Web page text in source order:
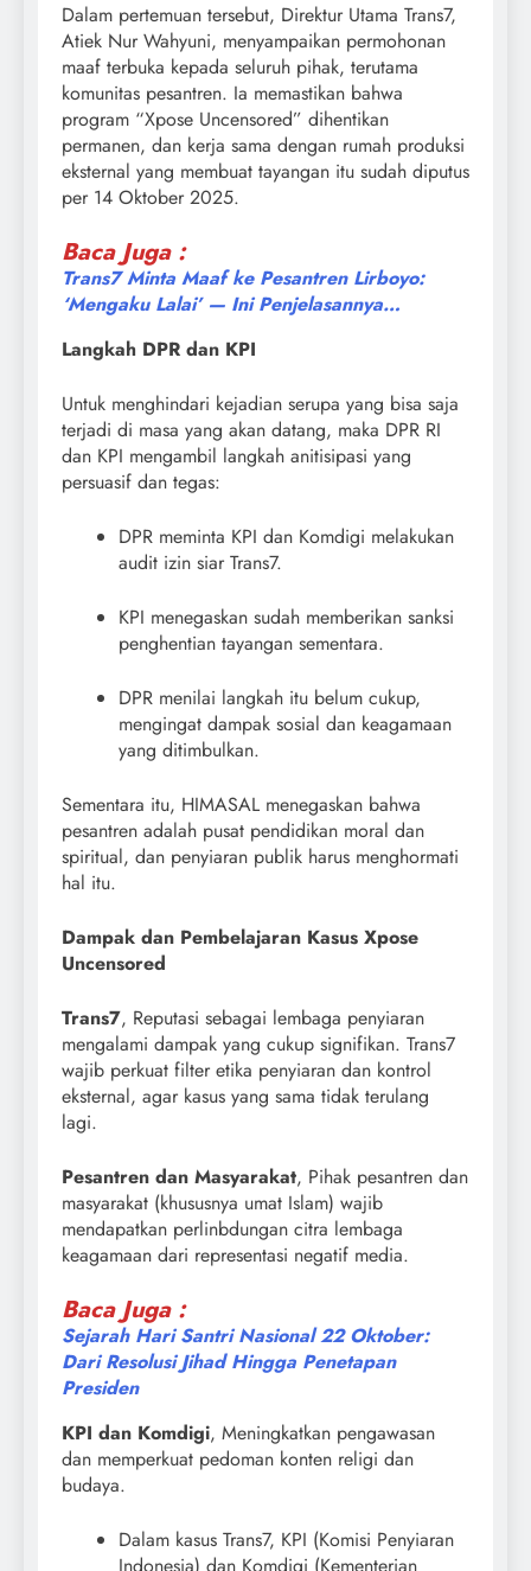
Dalam pertemuan tersebut, Direktur Utama Trans7,
Atiek Nur Wahyuni, menyampaikan permohonan
maaf terbuka kepada seluruh pihak, terutama
komunitas pesantren. Ia memastikan bahwa
program “Xpose Uncensored” dihentikan
permanen, dan kerja sama dengan rumah produksi
eksternal yang membuat tayangan itu sudah diputus
per 14 Oktober 2025.
Baca Juga :
Trans7 Minta Maaf ke Pesantren Lirboyo:
‘Mengaku Lalai’ — Ini Penjelasannya…
Langkah DPR dan KPI
Untuk menghindari kejadian serupa yang bisa saja
terjadi di masa yang akan datang, maka DPR RI
dan KPI mengambil langkah anitisipasi yang
persuasif dan tegas:
DPR meminta KPI dan Komdigi melakukan
audit izin siar Trans7.
KPI menegaskan sudah memberikan sanksi
penghentian tayangan sementara.
DPR menilai langkah itu belum cukup,
mengingat dampak sosial dan keagamaan
yang ditimbulkan.
Sementara itu, HIMASAL menegaskan bahwa
pesantren adalah pusat pendidikan moral dan
spiritual, dan penyiaran publik harus menghormati
hal itu.
Dampak dan Pembelajaran Kasus Xpose
Uncensored
Trans7, Reputasi sebagai lembaga penyiaran
mengalami dampak yang cukup signifikan. Trans7
wajib perkuat filter etika penyiaran dan kontrol
eksternal, agar kasus yang sama tidak terulang
lagi.
Pesantren dan Masyarakat, Pihak pesantren dan
masyarakat (khususnya umat Islam) wajib
mendapatkan perlinbdungan citra lembaga
keagamaan dari representasi negatif media.
Baca Juga :
Sejarah Hari Santri Nasional 22 Oktober:
Dari Resolusi Jihad Hingga Penetapan
Presiden
KPI dan Komdigi, Meningkatkan pengawasan
dan memperkuat pedoman konten religi dan
budaya.
Dalam kasus Trans7, KPI (Komisi Penyiaran